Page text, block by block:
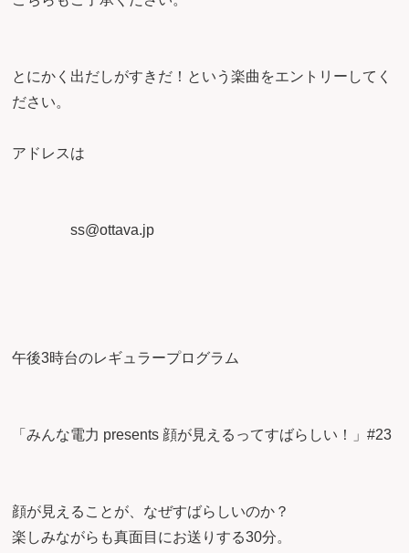
とにかく出だしがすきだ！という楽曲をエントリーしてく
ださい。
アドレスは
ss@ottava.jp
午後3時台のレギュラープログラム
「みんな電力 presents 顔が見えるってすばらしい！」#23
顔が見えることが、なぜすばらしいのか？
楽しみながらも真面目にお送りする30分。